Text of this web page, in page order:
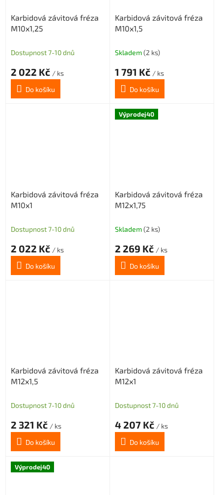
Karbidová závitová fréza
M10x1,25
Dostupnost 7-10 dnů
2 022 Kč / ks
Do košíku
Karbidová závitová fréza
M10x1,5
Skladem(2 ks)
1 791 Kč / ks
Do košíku
Karbidová závitová fréza
M10x1
Dostupnost 7-10 dnů
2 022 Kč / ks
Do košíku
Výprodej40
Karbidová závitová fréza
M12x1,75
Skladem(2 ks)
2 269 Kč / ks
Do košíku
Karbidová závitová fréza
M12x1,5
Dostupnost 7-10 dnů
2 321 Kč / ks
Do košíku
Karbidová závitová fréza
M12x1
Dostupnost 7-10 dnů
4 207 Kč / ks
Do košíku
Výprodej40